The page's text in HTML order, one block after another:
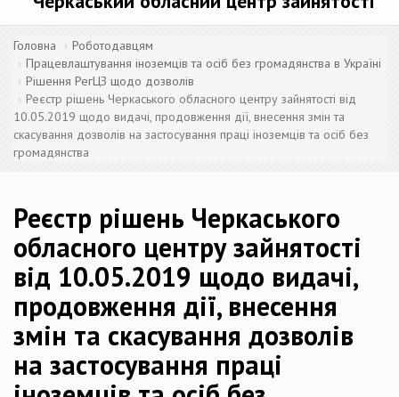
Головна
Роботодавцям
Працевлаштування іноземців та осіб без громадянства в Україні
Рішення РегЦЗ щодо дозволів
Реєстр рішень Черкаського обласного центру зайнятості від
10.05.2019 щодо видачі, продовження дії, внесення змін та
скасування дозволів на застосування праці іноземців та осіб без
громадянства
Реєстр рішень Черкаського
обласного центру зайнятості
від 10.05.2019 щодо видачі,
продовження дії, внесення
змін та скасування дозволів
на застосування праці